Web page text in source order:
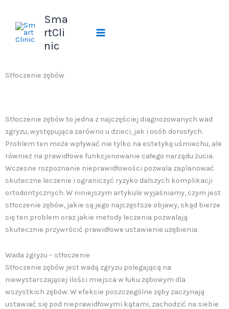
treści
Sma
rtCli
nic
Stłoczenie zębów
Stłoczenie zębów to jedna z najczęściej diagnozowanych wad
zgryzu, występująca zarówno u dzieci, jak i osób dorosłych.
Problem ten może wpływać nie tylko na estetykę uśmiechu, ale
również na prawidłowe funkcjonowanie całego narządu żucia.
Wczesne rozpoznanie nieprawidłowości pozwala zaplanować
skuteczne leczenie i ograniczyć ryzyko dalszych komplikacji
ortodontycznych. W niniejszym artykule wyjaśniamy, czym jest
stłoczenie zębów, jakie są jego najczęstsze objawy, skąd bierze
się ten problem oraz jakie metody leczenia pozwalają
skutecznie przywrócić prawidłowe ustawienie uzębienia.
Wada zgryzu – stłoczenie
Stłoczenie zębów jest wadą zgryzu polegającą na
niewystarczającej ilości miejsca w łuku zębowym dla
wszystkich zębów. W efekcie poszczególne zęby zaczynają
ustawiać się pod nieprawidłowymi kątami, zachodzić na siebie